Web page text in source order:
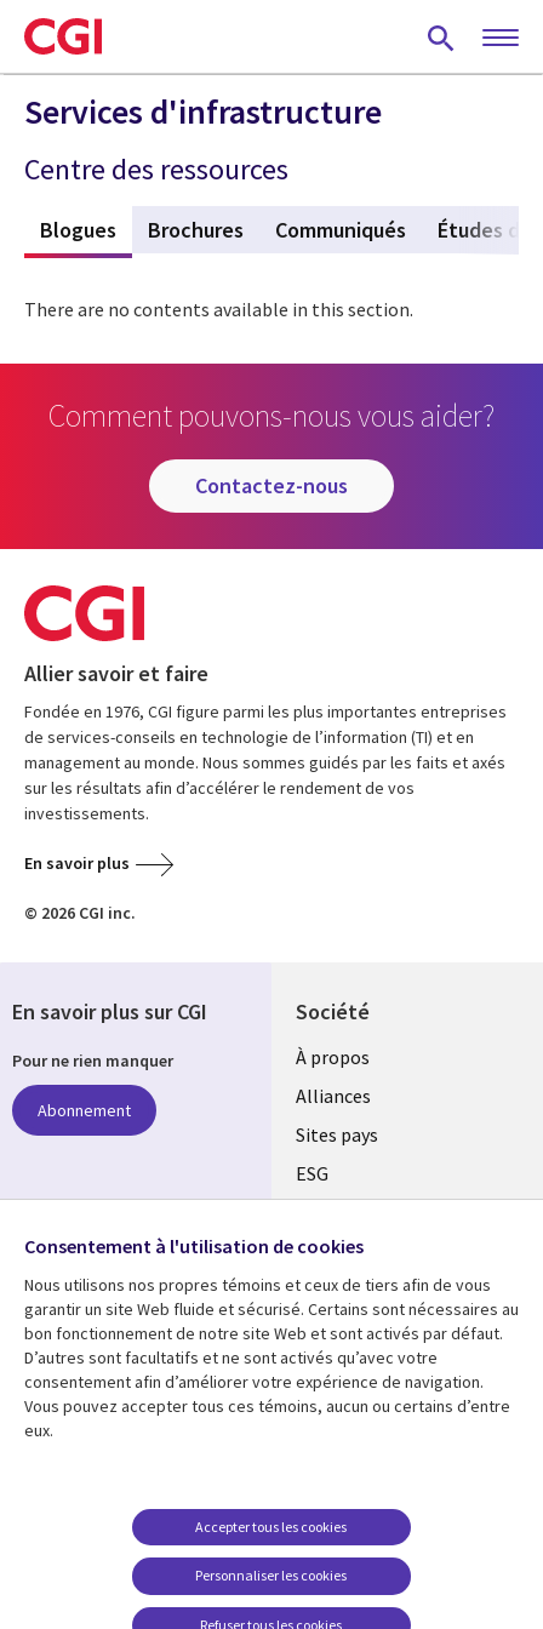
Skip
to
main
content
Services d'infrastructure
Centre des ressources
Blogues (active tab)
Brochures Communiqués Études de
There are no contents available in this section.
Comment pouvons-nous vous aider?
contactez-nous
Allier savoir et faire
Fondée en 1976, CGI figure parmi les plus importantes entreprises
de services-conseils en technologie de l’information (TI) et en
management au monde. Nous sommes guidés par les faits et axés
sur les résultats afin d’accélérer le rendement de vos
investissements.
En savoir plus
© 2026 CGI inc.
Société
À propos
Alliances
Sites pays
ESG
Fusions
Salle de presse
Ressources
Articles
Études de cas
Baladodiffusions
Support
Restrictions et
conditions juridiques
Carrières FAQ
Centre de gestion des
En savoir plus sur CGI
Pour ne rien manquer
Abonnement
Suivez-nous
Social
Media
Global
FR
Consentement à l'utilisation de cookies
Nous utilisons nos propres témoins et ceux de tiers afin de vous
garantir un site Web fluide et sécurisé. Certains sont nécessaires au
bon fonctionnement de notre site Web et sont activés par défaut.
D’autres sont facultatifs et ne sont activés qu’avec votre
consentement afin d’améliorer votre expérience de navigation.
Vous pouvez accepter tous ces témoins, aucun ou certains d’entre
eux.
Personnaliser les cookies
Accepter tous les cookies
Refuser tous les cookies